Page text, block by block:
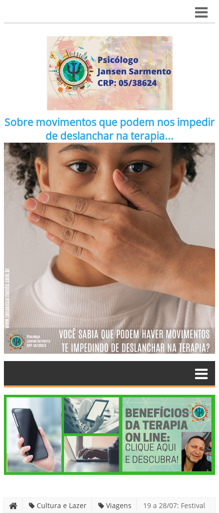
Sobre movimentos que podem nos impedir
de deslanchar na terapia...
Cultura e Lazer Viagens
19 a 28/07: Festival